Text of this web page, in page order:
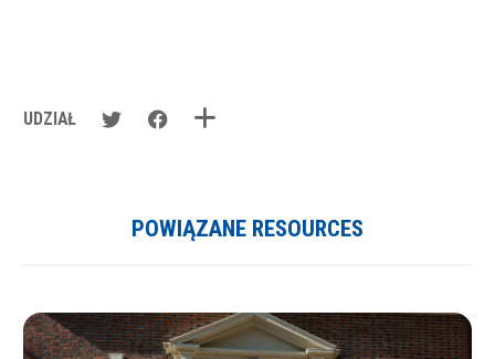
UDZIAŁ
POWIĄZANE RESOURCES